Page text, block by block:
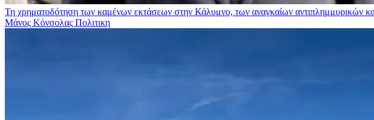
Τη χρηματοδότηση των καμένων εκτάσεων στην Κάλυμνο, των αναγκαίων αντιπλημμυρικών
Μάνος Κόνσολας Πολιτικη